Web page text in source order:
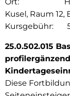
Kusel, Raum 12,
Kursgebühr:
25.0.502.015
Diese